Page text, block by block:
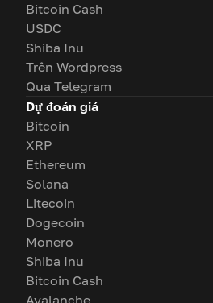
Bitcoin Cash
USDC
Shiba Inu
Trên Wordpress
Qua Telegram
Dự đoán giá
Bitcoin
XRP
Ethereum
Solana
Litecoin
Dogecoin
Monero
Shiba Inu
Bitcoin Cash
Avalanche